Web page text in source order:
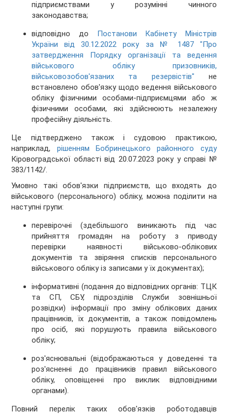
підприємствами у розумінні чинного
законодавства;
відповідно до Постанови Кабінету Міністрів
України від 30.12.2022 року за № 1487 "Про
затвердження Порядку організації та ведення
військового обліку призовників,
військовозобов'язаних та резервістів" не
встановлено обов'язку щодо ведення військового
обліку фізичними особами-підприємцями або ж
фізичними особами, які здійснюють незалежну
професійну діяльність.
Це підтверджено також і судовою практикою,
наприклад, рішенням Бобринецького районного суду
Кіровоградської області від 20.07.2023 року у справі №
383/1142/.
Умовно такі обов'язки підприємств, що входять до
військового (персонального) обліку, можна поділити на
наступні групи:
перевірочні (здебільшого виникають під час
прийняття громадян на роботу з приводу
перевірки наявності військово-облікових
документів та звіряння списків персонального
військового обліку із записами у їх документах);
інформативні (подання до відповідних органів: ТЦК
та СП, СБУ, підрозділів Служби зовнішньої
розвідки) інформації про зміну облікових даних
працівників, їх документів, а також повідомлень
про осіб, які порушують правила військового
обліку;
роз'яснювальні (відображаються у доведенні та
роз'ясненні до працівників правил військового
обліку, оповіщенні про виклик відповідними
органами).
Повний перелік таких обов'язків роботодавців